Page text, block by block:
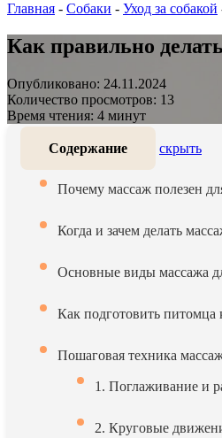
Главная - Собаки - Уход за собакой
Как правильно
Опубликовано: 24.11.2024
Количество просмотров: 13
Время чтения: 4 минут
Содержание скрыть
Почему массаж полезен
Когда и зачем делать
Основные виды массажа
Как подготовить питомца
Пошаговая техника
1. Поглаживание и
2. Круговые